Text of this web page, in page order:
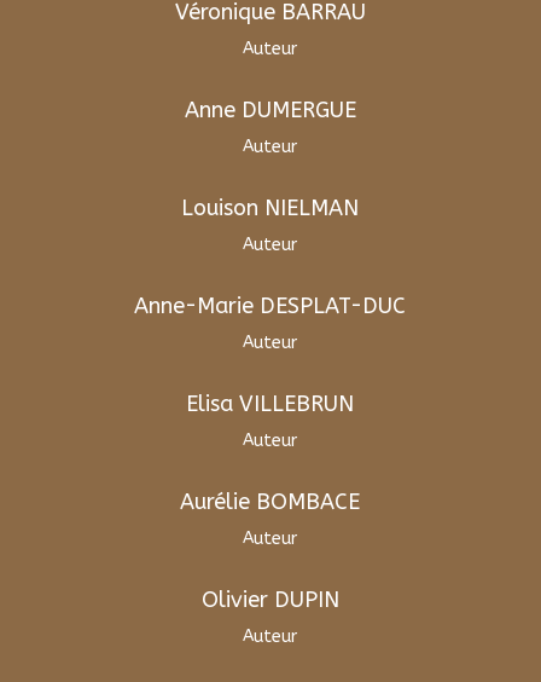
Véronique BARRAU
Auteur
Anne DUMERGUE
Auteur
Louison NIELMAN
Auteur
Anne-Marie DESPLAT-DUC
Auteur
Elisa VILLEBRUN
Auteur
Aurélie BOMBACE
Auteur
Olivier DUPIN
Auteur